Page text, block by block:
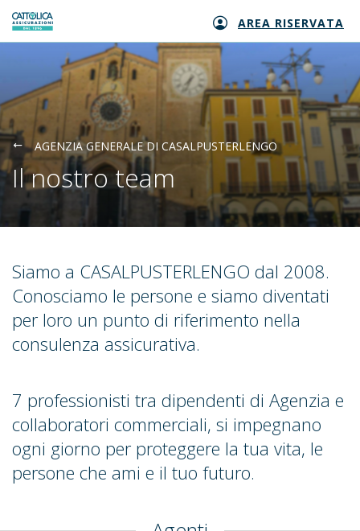
Generali logo AREA RISERVATA
AGENZIA GENERALE DI CASALPUSTERLENGO
Il nostro team
Siamo a CASALPUSTERLENGO dal 2008.
Conosciamo le persone e siamo diventati
per loro un punto di riferimento nella
consulenza assicurativa.
7 professionisti tra dipendenti di Agenzia e
collaboratori commerciali, si impegnano
ogni giorno per proteggere la tua vita, le
persone che ami e il tuo futuro.